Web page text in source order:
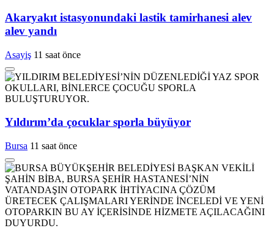
Akaryakıt istasyonundaki lastik tamirhanesi alev
alev yandı
Asayiş 11 saat önce
Yıldırım’da çocuklar sporla büyüyor
Bursa 11 saat önce